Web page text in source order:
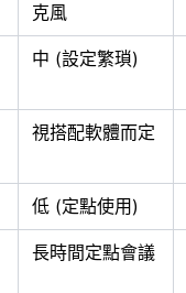
克風
中 (設定繁瑣)
視搭配軟體而定
低 (定點使用)
長時間定點會議